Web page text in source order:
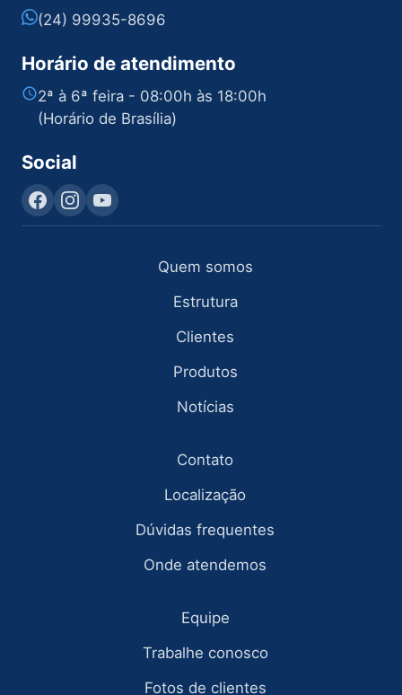
(24) 99935-8696
Horário de atendimento
2ª à 6ª feira - 08:00h às 18:00h
(Horário de Brasília)
Social
Quem somos
Estrutura
Clientes
Produtos
Notícias
Contato
Localização
Dúvidas frequentes
Onde atendemos
Equipe
Trabalhe conosco
Fotos de clientes